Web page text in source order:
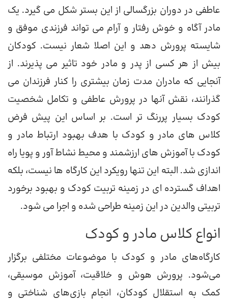
عاطفی در دوران بزرگسالی از این بستر شکل می گیرد. یک
مادر آگاه و خوش رفتار و آرام می تواند فرزندی موفق و
شایسته پرورش دهد و این اصلا شعار نیست. کودکان
بیش از هر کسی از پدر و مادر خود تاثیر می پذیرند. از
آنجایی که مادران مدت زمان بیشتری را کنار فرزندان می
گذرانند، نقش آنها در پرورش عاطفی و تکامل شخصیت
کودک بسیار پررنگ تر است. بر اساس این پیش فرض
کلاس های مادر و کودک با هدف بهبود ارتباط مادر و
کودک با آموزش های ارزشمند و محیط نشاط آور و پویا راه
اندازی شد. البته این تنها رویکرد این کارگاه ها نیست، بلکه
اهداف گسترده ای در زمینه تربیت کودک و بهبود برخورد
تربیتی والدین در این زمینه طراحی شده و اجرا می شود.
انواع کلاس مادر و کودک
کارگاه‌های مادر و کودک با موضوعات مختلفی برگزار
می‌شود. پرورش هوش و خلاقیت، آموزش موسیقی،
کمک به استقلال کودکان، انجام بازی‌های شناختی و